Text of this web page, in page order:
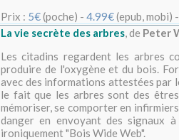
Prix : 5€(poche) - 4.99€(epub, mobi) -
La vie secrète des arbres, de Peter
Les citadins regardent les arbres
produire de l'oxygène et du bois.
avec des informations attestées par
le fait que les arbres sont des
mémoriser, se comporter en
danger en envoyant des signaux
ironiquement "Bois Wide Web".